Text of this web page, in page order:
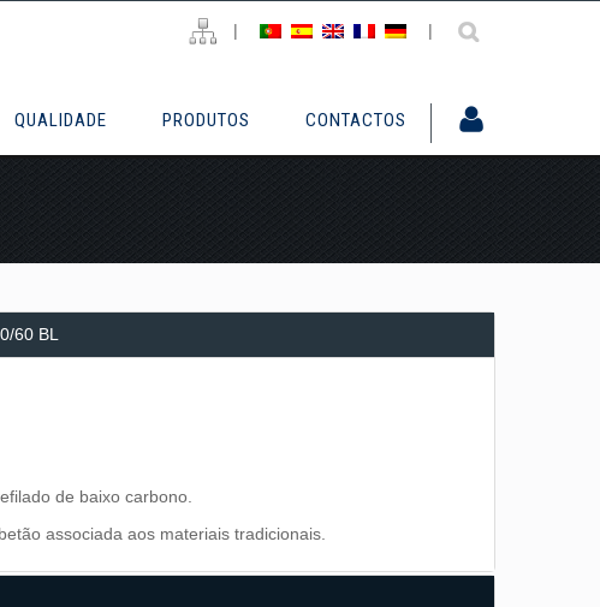
| |
QUALIDADE PRODUTOS CONTACTOS
60 BL
de baixo carbono.
associada aos materiais tradicionais.